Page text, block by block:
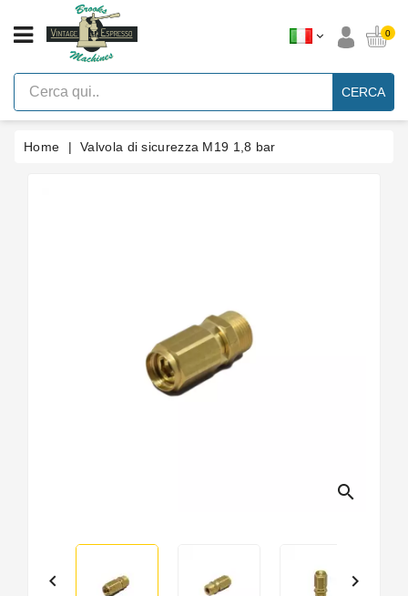
CATEGORIA
Macchine
Per
Caffè
Espresso
Leva
0
CERCA
Home Valvola di sicurezza M19 1,8 bar
search
 